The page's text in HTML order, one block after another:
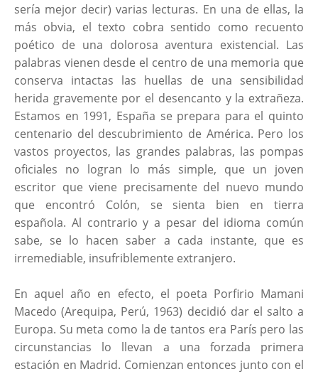
sería mejor decir) varias lecturas. En una de ellas, la
más obvia, el texto cobra sentido como recuento
poético de una dolorosa aventura existencial. Las
palabras vienen desde el centro de una memoria que
conserva intactas las huellas de una sensibilidad
herida gravemente por el desencanto y la extrañeza.
Estamos en 1991, España se prepara para el quinto
centenario del descubrimiento de América. Pero los
vastos proyectos, las grandes palabras, las pompas
oficiales no logran lo más simple, que un joven
escritor que viene precisamente del nuevo mundo
que encontró Colón, se sienta bien en tierra
española. Al contrario y a pesar del idioma común
sabe, se lo hacen saber a cada instante, que es
irremediable, insufriblemente extranjero.
En aquel año en efecto, el poeta Porfirio Mamani
Macedo (Arequipa, Perú, 1963) decidió dar el salto a
Europa. Su meta como la de tantos era París pero las
circunstancias lo llevan a una forzada primera
estación en Madrid. Comienzan entonces junto con el